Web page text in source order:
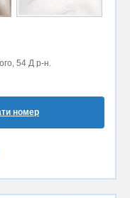
54 Д р-н.
номер